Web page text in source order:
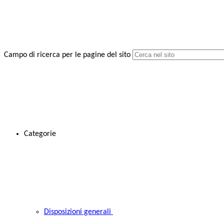
Campo di ricerca per le pagine del sito
Categorie
Disposizioni generali